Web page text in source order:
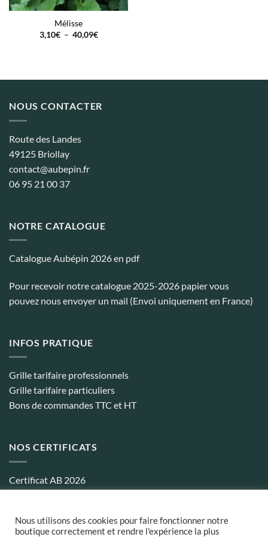
Mélisse
3,10€ – 40,09€Plage
NOUS CONTACTER
Route des Landes
49125 Briollay
contact@aubepin.fr
06 95 21 00 37
NOTRE CATALOGUE
Catalogue Aubépin 2026 en pdf
Pour recevoir notre catalogue 2025-2026 papier vous
pouvez nous envoyer un mail (Envoi uniquement en France)
INFOS PRATIQUE
Grille tarifaire professionnels
Grille tarifaire particuliers
Bons de commandes TTC et HT
NOS CERTIFICATS
Certificat AB 2026
Nous utilisons des cookies pour faire fonctionner notre
boutique correctement et rendre l'expérience la plus